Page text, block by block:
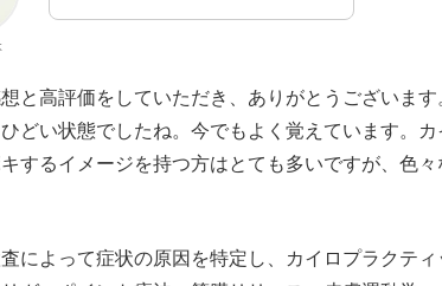
と高評価をしていただき、ありがとうございま
どい状態でしたね。今でもよく覚えています。
するイメージを持つ方はとても多いですが、色
によって症状の原因を特定し、カイロプラクテ